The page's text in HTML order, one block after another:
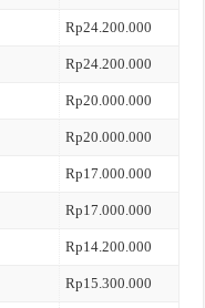
Rp24.200.000
Rp24.200.000
Rp20.000.000
Rp20.000.000
Rp17.000.000
Rp17.000.000
Rp14.200.000
Rp15.300.000